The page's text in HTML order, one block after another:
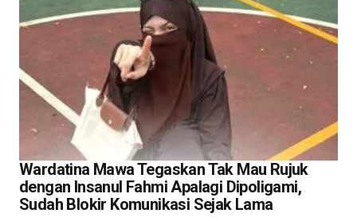
Wardatina Mawa Tegaskan Tak Mau Rujuk
dengan Insanul Fahmi Apalagi Dipoligami,
Sudah Blokir Komunikasi Sejak Lama